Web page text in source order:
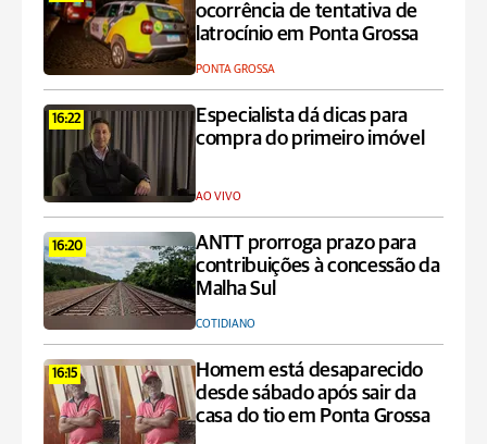
ocorrência de tentativa de
latrocínio em Ponta Grossa
PONTA GROSSA
16:22
Especialista dá dicas para
compra do primeiro imóvel
AO VIVO
16:20
ANTT prorroga prazo para
contribuições à concessão da
Malha Sul
COTIDIANO
16:15
Homem está desaparecido
desde sábado após sair da
casa do tio em Ponta Grossa